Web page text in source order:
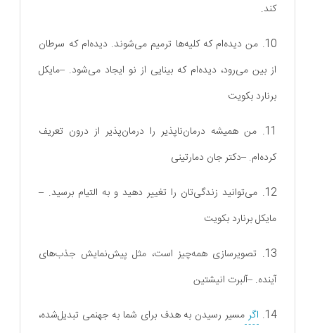
کند.
10. من دیده‌ام که کلیه‌ها ترمیم می‌شوند. دیده‌ام که سرطان
از بین می‌رود، دیده‌ام که بینایی از نو ایجاد می‌شود. –مایکل
برنارد بکویت
11. من همیشه درمان‌ناپذیر را درمان‌پذیر از درون تعریف
کرده‌ام. –دکتر جان دمارتینی
12. می‌توانید زندگی‌تان را تغییر دهید و به التیام برسید. –
مایکل برنارد بکویت
13. تصویرسازی همه‌چیز است، مثل پیش‌نمایش جذب‌های
آینده. –آلبرت انیشتین
14. اگرمسیر رسیدن به هدف برای شما به جهنمی تبدیل‌شده،